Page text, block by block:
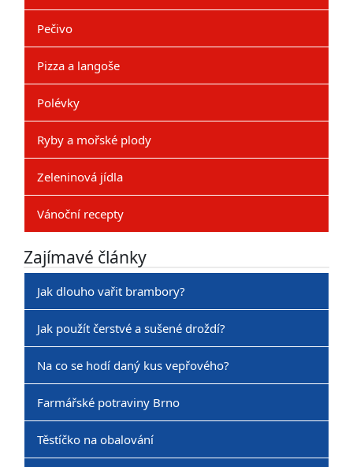
Pečivo
Pizza a langoše
Polévky
Ryby a mořské plody
Zeleninová jídla
Vánoční recepty
Zajímavé články
Jak dlouho vařit brambory?
Jak použít čerstvé a sušené droždí?
Na co se hodí daný kus vepřového?
Farmářské potraviny Brno
Těstíčko na obalování